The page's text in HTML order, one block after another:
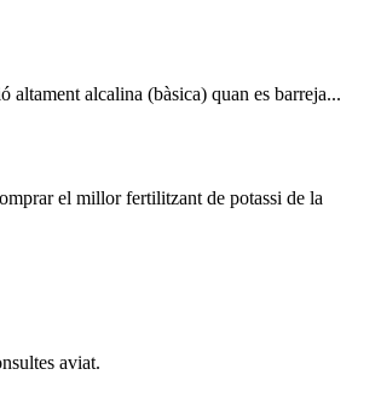
alcalina (bàsica) quan es barreja...
el millor fertilitzant de potassi de la
aviat.